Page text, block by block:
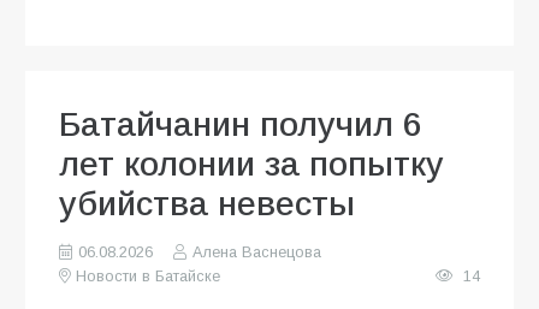
Батайчанин получил 6
лет колонии за попытку
убийства невесты
06.08.2026
Алена Васнецова
Новости в Батайске
14